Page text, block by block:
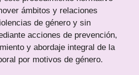
ámbitos y relaciones
de género y sin
acciones de prevención,
y abordaje integral de la
por motivos de género.